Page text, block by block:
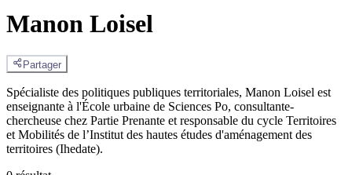
Manon Loisel
Partager
Spécialiste des politiques publiques territoriales, Manon Loisel est
enseignante à l'École urbaine de Sciences Po, consultante-
chercheuse chez Partie Prenante et responsable du cycle Territoires
et Mobilités de l’Institut des hautes études d'aménagement des
territoires (Ihedate).